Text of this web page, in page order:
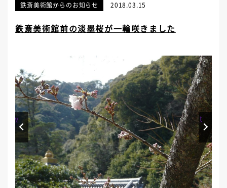
鉄斎美術館からのお知らせ 2018.03.15
鉄斎美術館前の淡墨桜が一輪咲きました
Prev Next